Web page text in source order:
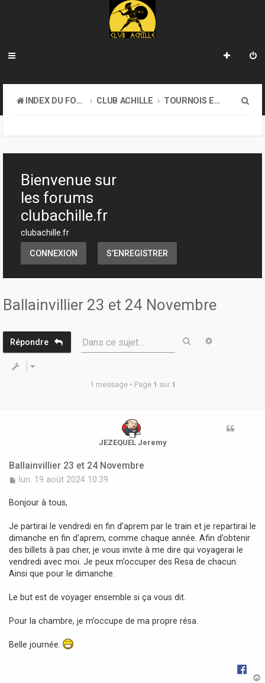
INDEX DU FORUM CLUB ACHILLE TOURNOIS ET EVENEMENTS
h
Bienvenue sur
les forums
clubachille.fr
clubachille.fr
CONNEXION S’ENREGISTRER
Ballainvillier 23 et 24 Novembre
Répondre Dans ce sujet… Rechercher
1 message • Page 1 sur 1
JEZEQUEL Jeremy
Ballainvillier 23 et 24 Novembre
M
s
g
e
lun. 19 août 2024 10:39
Bonjour à tous,
Je partirai le vendredi en fin d’aprem par le train et je repartirai le
dimanche en fin d’aprem, comme chaque année. Afin d’obtenir
des billets à pas cher, je vous invite à me dire qui voyagerai le
vendredi avec moi. Je peux m’occuper des Resa de chacun.
Ainsi que pour le dimanche.
Le but est de voyager ensemble si ça vous dit.
Pour la chambre, je m’occupe de ma propre résa.
Belle journée.